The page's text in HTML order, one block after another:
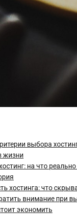
выбора
жизни
на что
хостинга: что
внимание при
экономить